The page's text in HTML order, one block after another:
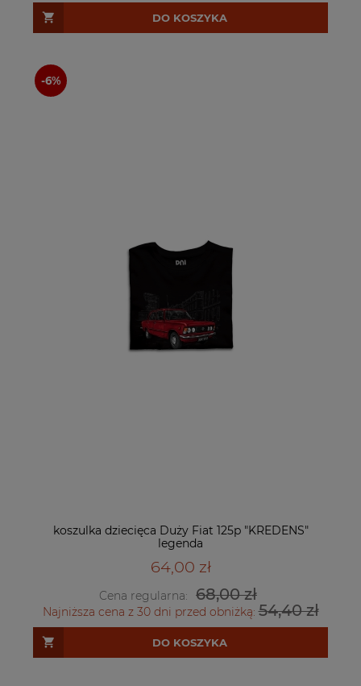
DO KOSZYKA
koszulka dziecięca Duży Fiat 125p "KREDENS"
legenda
64,00 zł
Cena regularna: 68,00 zł
Najniższa cena z 30 dni przed obniżką:54,40 zł
DO KOSZYKA